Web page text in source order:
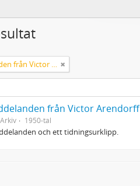
Handskrivna meddelanden från Victor Arendorff
från Victor Arendorff
Arkiv 1950-tal
och ett tidningsurklipp.